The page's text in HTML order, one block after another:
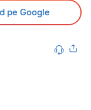
pe Google